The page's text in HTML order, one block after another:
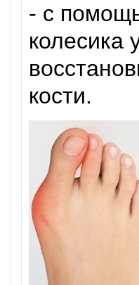
- с
колесика
кости.